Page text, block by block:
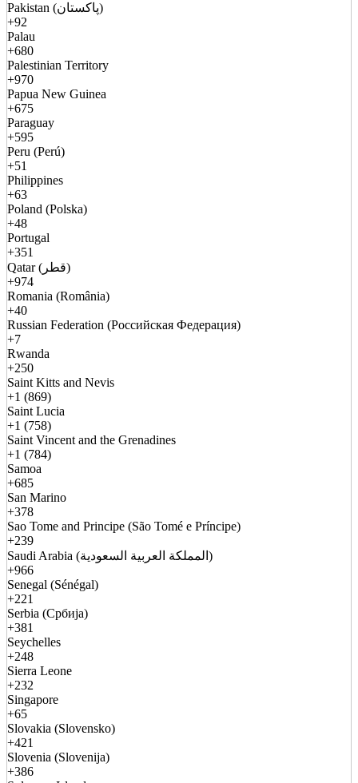
Pakistan (پاکستان)
+92
Palau
+680
Palestinian Territory
+970
Papua New Guinea
+675
Paraguay
+595
Peru (Perú)
+51
Philippines
+63
Poland (Polska)
+48
Portugal
+351
Qatar (قطر)
+974
Romania (România)
+40
Russian Federation (Российская Федерация)
+7
Rwanda
+250
Saint Kitts and Nevis
+1 (869)
Saint Lucia
+1 (758)
Saint Vincent and the Grenadines
+1 (784)
Samoa
+685
San Marino
+378
Sao Tome and Principe (São Tomé e Príncipe)
+239
Saudi Arabia (المملكة العربية السعودية)
+966
Senegal (Sénégal)
+221
Serbia (Србија)
+381
Seychelles
+248
Sierra Leone
+232
Singapore
+65
Slovakia (Slovensko)
+421
Slovenia (Slovenija)
+386